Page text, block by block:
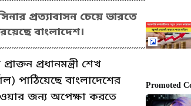
প্রত্যাবাসন চেয়ে ভারতে
বাংলাদেশ।
প্রধানমন্ত্রী শেখ
পাঠিয়েছে বাংলাদেশের
জন্য অপেক্ষা করতে